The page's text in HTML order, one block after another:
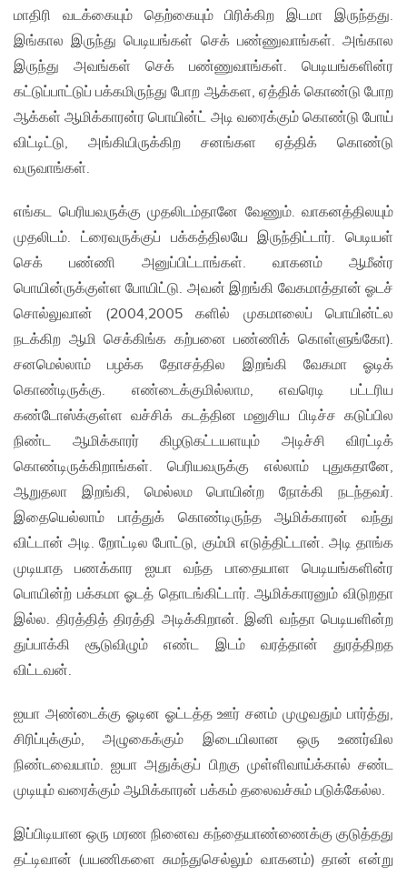
மாதிரி வடக்கையும் தெற்கையும் பிரிக்கிற இடமா இருந்தது.
இங்கால இருந்து பெடியங்கள் செக் பண்ணுவாங்கள். அங்கால
இருந்து அவங்கள் செக் பண்ணுவாங்கள். பெடியங்களின்ர
கட்டுப்பாட்டுப் பக்கமிருந்து போற ஆக்கள, ஏத்திக் கொண்டு போற
ஆக்கள் ஆமிக்காரன்ர பொயின்ட் அடி வரைக்கும் கொண்டு போய்
விட்டிட்டு, அங்கியிருக்கிற சனங்கள ஏத்திக் கொண்டு
வருவாங்கள்.
எங்கட பெரியவருக்கு முதலிடம்தானே வேணும். வாகனத்திலயும்
முதலிடம். ட்ரைவருக்குப் பக்கத்திலயே இருந்திட்டார். பெடியள்
செக் பண்ணி அனுப்பிட்டாங்கள். வாகனம் ஆமீன்ர
பொயின்ருக்குள்ள போயிட்டு. அவன் இறங்கி வேகமாத்தான் ஓடச்
சொல்லுவான் (2004,2005 களில் முகமாலைப் பொயின்ட்ல
நடக்கிற ஆமி செக்கிங்க கற்பனை பண்ணிக் கொள்ளுங்கோ).
சனமெல்லாம் பழக்க தோசத்தில இறங்கி வேகமா ஓடிக்
கொண்டிருக்கு. எண்டைக்குமில்லாம, எவரெடி பட்டரிய
கண்டோஸ்க்குள்ள வச்சிக் கடத்தின மனுசிய பிடிச்ச கடுப்பில
நிண்ட ஆமிக்காரர் கிழடுகட்டயளயும் அடிச்சி விரட்டிக்
கொண்டிருக்கிறாங்கள். பெரியவருக்கு எல்லாம் புதுசுதானே,
ஆறுதலா இறங்கி, மெல்லம பொயின்ற நோக்கி நடந்தவர்.
இதையெல்லாம் பாத்துக் கொண்டிருந்த ஆமிக்காரன் வந்து
விட்டான் அடி. றோட்டில போட்டு, கும்மி எடுத்திட்டான். அடி தாங்க
முடியாத பணக்கார ஐயா வந்த பாதையாள பெடியங்களின்ர
பொயின்ற் பக்கமா ஓடத் தொடங்கிட்டார். ஆமிக்காரனும் விடுறதா
இல்ல. திரத்தித் திரத்தி அடிக்கிறான். இனி வந்தா பெடியளின்ற
துப்பாக்கி சூடுவிழும் எண்ட இடம் வரத்தான் துரத்திறத
விட்டவன்.
ஐயா அண்டைக்கு ஓடின ஓட்டத்த ஊர் சனம் முழுவதும் பார்த்து,
சிரிப்புக்கும், அழுகைக்கும் இடையிலான ஒரு உணர்வில
நிண்டவையாம். ஐயா அதுக்குப் பிறகு முள்ளிவாய்க்கால் சண்ட
முடியும் வரைக்கும் ஆமிக்காரன் பக்கம் தலைவச்சும் படுக்கேல்ல.
இப்பிடியான ஒரு மரண நினைவ கந்தையாண்ணைக்கு குடுத்தது
தட்டிவான் (பயணிகளை சுமந்துசெல்லும் வாகனம்) தான் என்று